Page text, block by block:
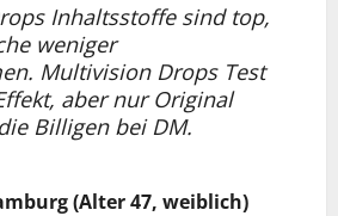
Inhaltsstoffe sind top,
weniger
Multivision Drops Test
aber nur Original
Billigen bei DM.
(Alter 47, weiblich)